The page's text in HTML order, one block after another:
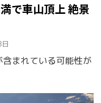
で車山頂上 絶景
まれている可能性が